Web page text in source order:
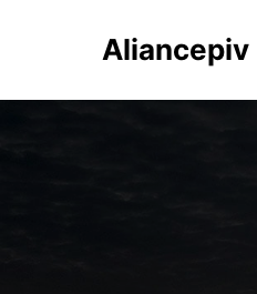
Aliancepiv